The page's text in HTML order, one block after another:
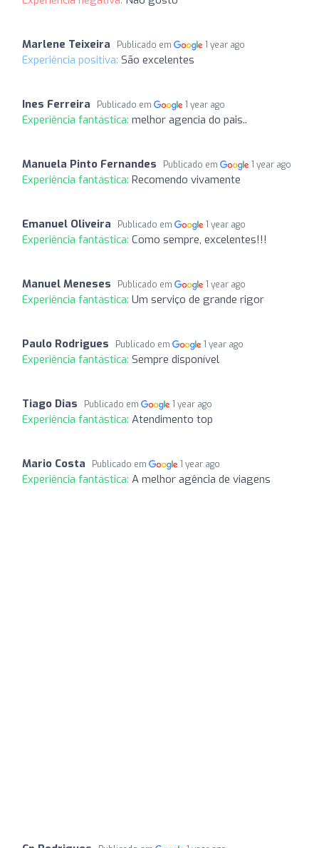
Marlene Teixeira Publicado em 1 year ago
Experiência positiva: São excelentes
Ines Ferreira Publicado em 1 year ago
Experiência fantástica: melhor agencia do pais..
Manuela Pinto Fernandes Publicado em 1 year ago
Experiência fantástica: Recomendo vivamente
Emanuel Oliveira Publicado em 1 year ago
Experiência fantástica: Como sempre, excelentes!!!
Manuel Meneses Publicado em 1 year ago
Experiência fantástica: Um serviço de grande rigor
Paulo Rodrigues Publicado em 1 year ago
Experiência fantástica: Sempre disponível
Tiago Dias Publicado em 1 year ago
Experiência fantástica: Atendimento top
Mario Costa Publicado em 1 year ago
Experiência fantástica: A melhor agência de viagens